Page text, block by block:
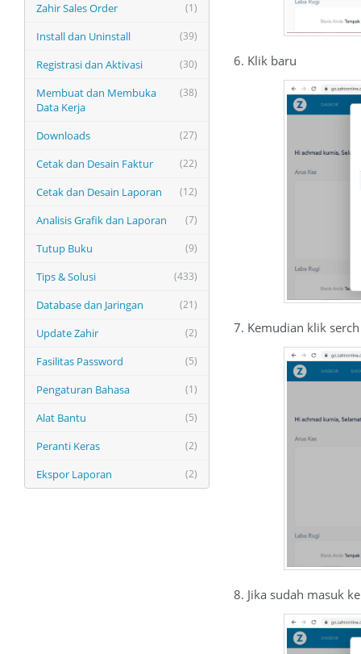
(1)
Zahir Sales Order
(39)
Install dan Uninstall
(30)
Registrasi dan Aktivasi
(38)
Membuat dan Membuka
Data Kerja
(27)
Downloads
(22)
Cetak dan Desain Faktur
(12)
Cetak dan Desain Laporan
(7)
Analisis Grafik dan Laporan
(9)
Tutup Buku
(433)
Tips & Solusi
(21)
Database dan Jaringan
(2)
Update Zahir
(5)
Fasilitas Password
(1)
Pengaturan Bahasa
(5)
Alat Bantu
(2)
Peranti Keras
(2)
Ekspor Laporan
6. Klik baru
7. Kemudian klik
8. Jika sudah masuk